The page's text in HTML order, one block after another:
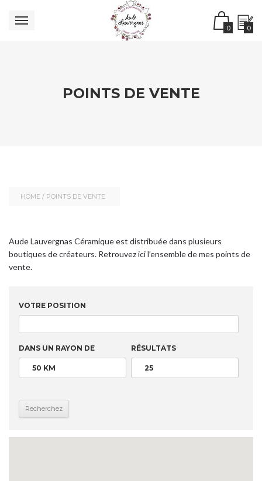
0 0
POINTS DE VENTE
HOME / POINTS DE VENTE
Aude Lauvergnas Céramique est distribuée dans plusieurs
boutiques de créateurs. Retrouvez ici l’ensemble de mes points de
vente.
VOTRE POSITION
DANS UN RAYON DE RÉSULTATS